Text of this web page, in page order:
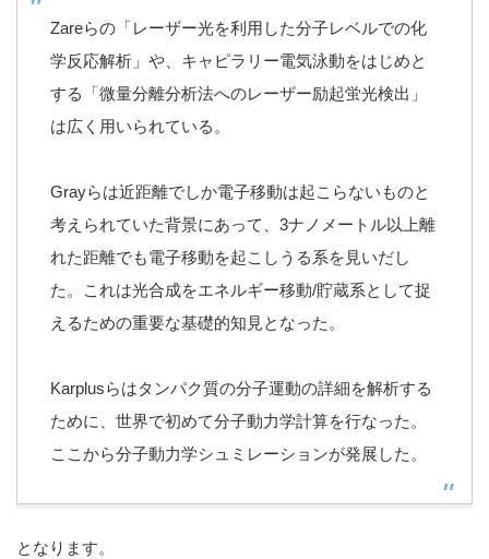
Zareらの「レーザー光を利用した分子レベルでの化
学反応解析」や、キャピラリー電気泳動をはじめと
する「微量分離分析法へのレーザー励起蛍光検出」
は広く用いられている。
Grayらは近距離でしか電子移動は起こらないものと
考えられていた背景にあって、3ナノメートル以上離
れた距離でも電子移動を起こしうる系を見いだし
た。これは光合成をエネルギー移動/貯蔵系として捉
えるための重要な基礎的知見となった。
Karplusらはタンパク質の分子運動の詳細を解析する
ために、世界で初めて分子動力学計算を行なった。
ここから分子動力学シュミレーションが発展した。
となります。